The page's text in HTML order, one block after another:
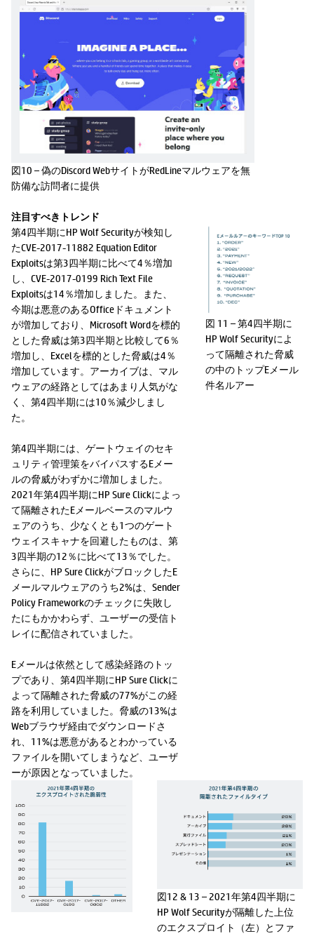
図10 – 偽のDiscord WebサイトがRedLineマルウェアを無
防備な訪問者に提供
注目すべきトレンド
第4四半期にHP Wolf Securityが検知し
たCVE-2017-11882 Equation Editor
Exploitsは第3四半期に比べて4％増加
し、CVE-2017-0199 Rich Text File
Exploitsは14％増加しました。また、
今期は悪意のあるOfficeドキュメント
が増加しており、Microsoft Wordを標的
とした脅威は第3四半期と比較して6％
増加し、Excelを標的とした脅威は4％
増加しています。アーカイブは、マル
ウェアの経路としてはあまり人気がな
く、第4四半期には10％減少しまし
た。
第4四半期には、ゲートウェイのセキ
ュリティ管理策をバイパスするEメー
ルの脅威がわずかに増加しました。
2021年第4四半期にHP Sure Clickによっ
て隔離されたEメールベースのマルウ
ェアのうち、少なくとも1つのゲート
ウェイスキャナを回避したものは、第
3四半期の12％に比べて13％でした。
さらに、HP Sure ClickがブロックしたE
メールマルウェアのうち2%は、Sender
Policy Frameworkのチェックに失敗し
たにもかかわらず、ユーザーの受信ト
レイに配信されていました。
Eメールは依然として感染経路のトッ
プであり、第4四半期にHP Sure Clickに
よって隔離された脅威の77%がこの経
路を利用していました。脅威の13%は
Webブラウザ経由でダウンロードさ
れ、11%は悪意があるとわかっている
ファイルを開いてしまうなど、ユーザ
ーが原因となっていました。
図 11 – 第4四半期に
HP Wolf Securityによ
って隔離された脅威
の中のトップEメール
件名ルアー
図12 & 13 – 2021年第4四半期に
HP Wolf Securityが隔離した上位
のエクスプロイト（左）とファ